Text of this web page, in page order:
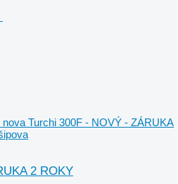
nova Turchi 300F - NOVÝ - ZÁRUKA
2 ROKY